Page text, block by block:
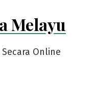
Melayu
Online